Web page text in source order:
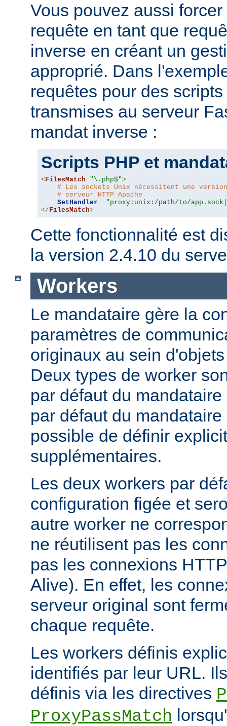
Vous pouvez aussi
requête en tant que
inverse en créant un
approprié. Dans
requêtes pour des
transmises au serveur
mandat inverse :
Scripts PHP et
<FilesMatch "\.php$">
# Les sockets Unix nécessitent une
# serveur HTTP Apache
SetHandler
"proxy:unix:/path/to/
</FilesMatch>
Cette fonctionnalité est
la version 2.4.10 du
Workers
Le mandataire gère la
paramètres de
originaux au sein
Deux types de worker
par défaut du
par défaut du
possible de définir
supplémentaires.
Les deux workers par
configuration figée et
autre worker ne
ne réutilisent pas les
pas les connexions
Alive). En effet, les
serveur original sont
chaque requête.
Les workers définis
identifiés par leur URL.
définis via les directives
ProxyPassMatch